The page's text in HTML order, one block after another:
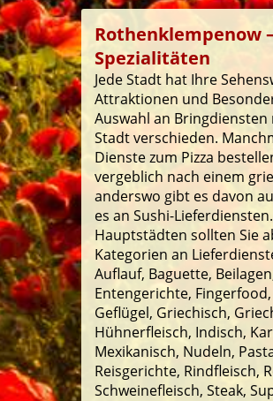
Rothenklempenow
Spezialitäten
Jede Stadt hat Ihre
Attraktionen und
Auswahl an
Stadt verschieden.
Dienste zum Pizza
vergeblich nach einem
anderswo gibt es davon
es an Sushi-
Hauptstädten sollten Sie
Kategorien an
Auflauf, Baguette,
Entengerichte, Fingerfood,
Geflügel, Griechisch,
Hühnerfleisch, Indisch,
Mexikanisch, Nudeln,
Reisgerichte, Rindfleisch,
Schweinefleisch, Steak,